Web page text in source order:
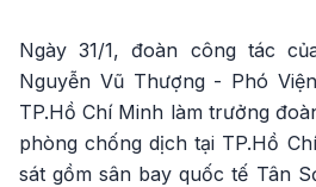
Ngày 31/1, đoàn công tác
Nguyễn Vũ Thượng - Phó
TP.Hồ Chí Minh làm trưởng
phòng chống dịch tại TP.Hồ
sát gồm sân bay quốc tế Tân